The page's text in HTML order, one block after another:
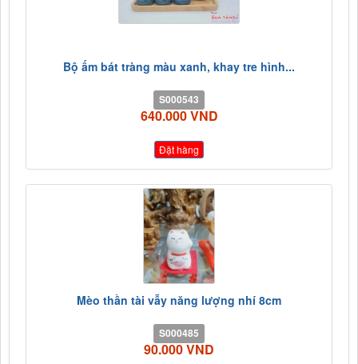
Bộ ấm bát tràng màu xanh, khay tre hình...
S000543
640.000 VND
Đặt hàng
Mèo thần tài vẫy năng lượng nhí 8cm
S000485
90.000 VND